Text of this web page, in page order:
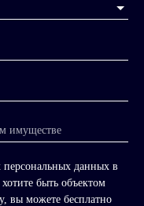
имуществе
персональных данных в
быть объектом
вы можете бесплатно